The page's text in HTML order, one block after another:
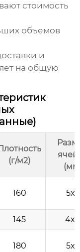
стоимость
объемов
и
на общую
(г/м2)
160 5x5
145 4x4
180 5x5